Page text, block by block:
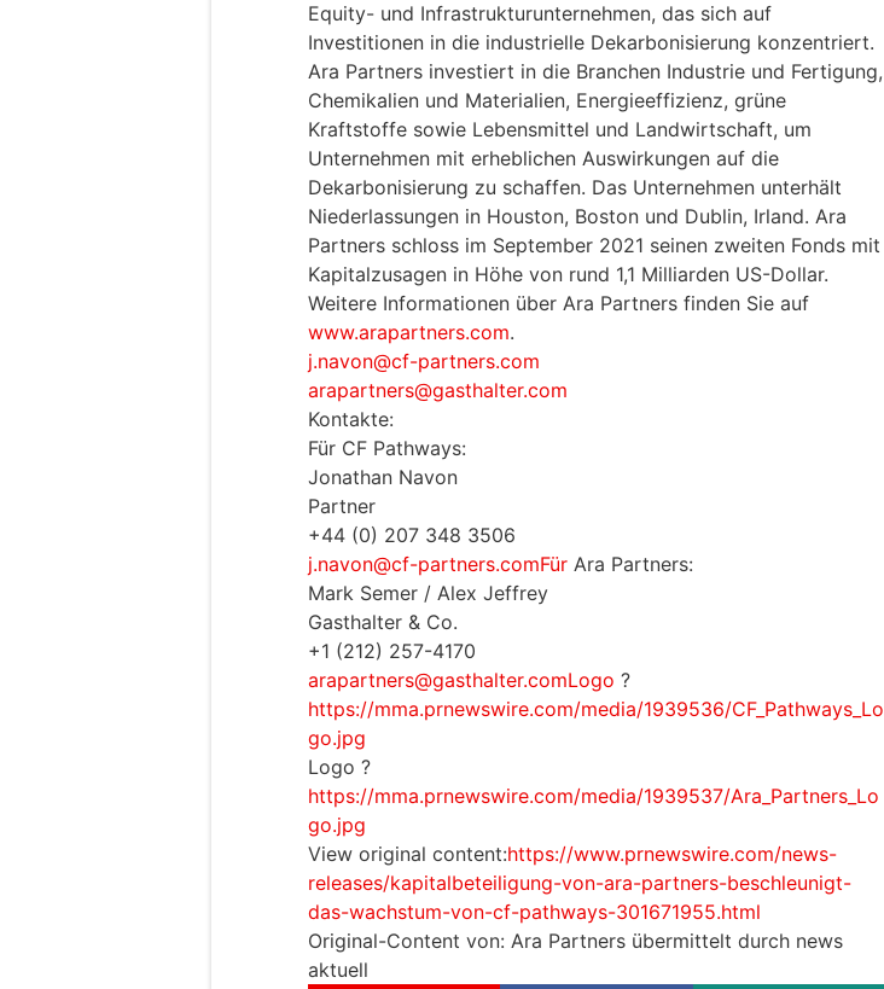
Equity- und Infrastrukturunternehmen, das sich auf
Investitionen in die industrielle Dekarbonisierung konzentriert.
Ara Partners investiert in die Branchen Industrie und Fertigung,
Chemikalien und Materialien, Energieeffizienz, grüne
Kraftstoffe sowie Lebensmittel und Landwirtschaft, um
Unternehmen mit erheblichen Auswirkungen auf die
Dekarbonisierung zu schaffen. Das Unternehmen unterhält
Niederlassungen in Houston, Boston und Dublin, Irland. Ara
Partners schloss im September 2021 seinen zweiten Fonds mit
Kapitalzusagen in Höhe von rund 1,1 Milliarden US-Dollar.
Weitere Informationen über Ara Partners finden Sie auf
www.arapartners.com.
j.navon@cf-partners.com
arapartners@gasthalter.com
Kontakte:
Für CF Pathways:
Jonathan Navon
Partner
+44 (0) 207 348 3506
j.navon@cf-partners.comFür Ara Partners:
Mark Semer / Alex Jeffrey
Gasthalter & Co.
+1 (212) 257-4170
arapartners@gasthalter.comLogo ?
https://mma.prnewswire.com/media/1939536/CF_Pathways_Lo
go.jpg
Logo ?
https://mma.prnewswire.com/media/1939537/Ara_Partners_Lo
go.jpg
View original content:https://www.prnewswire.com/news-
releases/kapitalbeteiligung-von-ara-partners-beschleunigt-
das-wachstum-von-cf-pathways-301671955.html
Original-Content von: Ara Partners übermittelt durch news
aktuell